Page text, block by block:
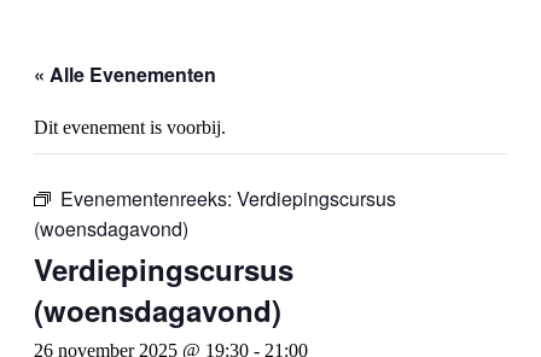
« Alle Evenementen
Dit evenement is voorbij.
Evenementenreeks: Verdiepingscursus
(woensdagavond)
Verdiepingscursus
(woensdagavond)
26 november 2025 @ 19:30 - 21:00